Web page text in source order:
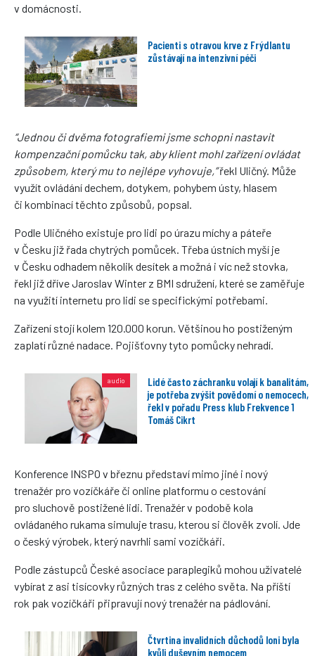
v domácnosti.
Pacienti s otravou krve z Frýdlantu
zůstávají na intenzivní péči
“Jednou či dvěma fotografiemi jsme schopni nastavit
kompenzační pomůcku tak, aby klient mohl zařízení ovládat
způsobem, který mu to nejlépe vyhovuje,”řekl Uličný. Může
využít ovládání dechem, dotykem, pohybem ústy, hlasem
či kombinací těchto způsobů, popsal.
Podle Uličného existuje pro lidi po úrazu míchy a páteře
v Česku již řada chytrých pomůcek. Třeba ústních myší je
v Česku odhadem několik desítek a možná i víc než stovka,
řekl již dříve Jaroslav Winter z BMI sdružení, které se zaměřuje
na využití internetu pro lidi se specifickými potřebami.
Zařízení stojí kolem 120.000 korun. Většinou ho postiženým
zaplatí různé nadace. Pojišťovny tyto pomůcky nehradí.
Lidé často záchranku volají k banalitám,
je potřeba zvýšit povědomí o nemocech,
řekl v pořadu Press klub Frekvence 1
Tomáš Cikrt
Konference INSPO v březnu představí mimo jiné i nový
trenažér pro vozíčkáře či online platformu o cestování
pro sluchově postižené lidi. Trenažér v podobě kola
ovládaného rukama simuluje trasu, kterou si člověk zvolí. Jde
o český výrobek, který navrhli sami vozíčkáři.
Podle zástupců České asociace paraplegiků mohou uživatelé
vybírat z asi tisícovky různých tras z celého světa. Na příští
rok pak vozíčkáři připravují nový trenažér na pádlování.
Čtvrtina invalidních důchodů loni byla
kvůli duševním nemocem